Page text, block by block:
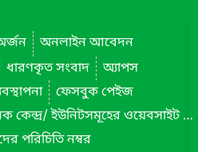
অনলাইন আবেদন
ধারণকৃত সংবাদ
অ্যাপস
ফেসবুক পেইজ
বাংলাদেশ বেতারের আঞ্চলিক কেন্দ্র/ ইউনিটসমূহের ওয়েবসাইট লিংক
পরিচিতি নম্বর